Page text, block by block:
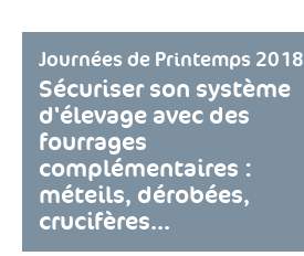
Journées de Printemps 2018
Sécuriser son système
d'élevage avec des
fourrages
complémentaires :
méteils, dérobées,
crucifères...